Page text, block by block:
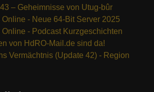
– Geheimnisse von Utug-bûr
Online - Neue 64-Bit Server 2025
Online - Podcast Kurzgeschichten
von HdRO-Mail.de sind da!
Vermächtnis (Update 42) - Region